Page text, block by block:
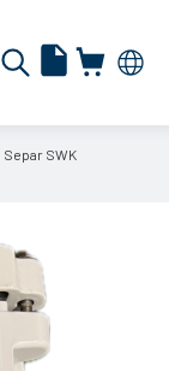
Separ SWK